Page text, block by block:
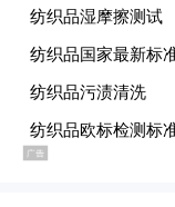
成功从广告片
一代名导。卡
很不成功，甚
参与后期剪